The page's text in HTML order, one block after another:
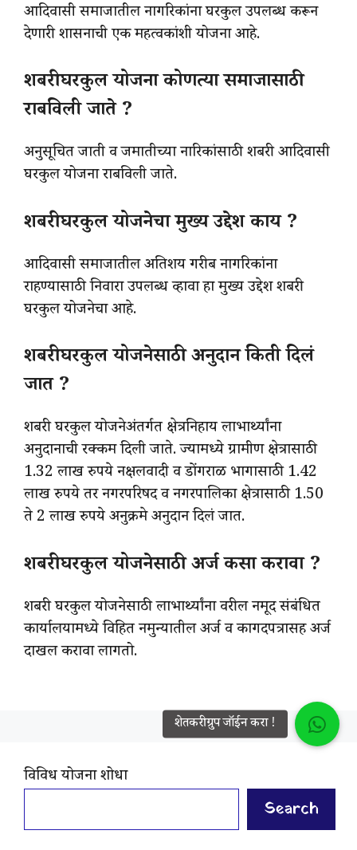
आदिवासी समाजातील नागरिकांना घरकुल उपलब्ध करून
देणारी शासनाची एक महत्वकांशी योजना आहे.
शबरी घरकुल योजना कोणत्या समाजासाठी
राबविली जाते ?
अनुसूचित जाती व जमातीच्या नारिकांसाठी शबरी आदिवासी
घरकुल योजना राबविली जाते.
शबरी घरकुल योजनेचा मुख्य उद्देश काय ?
आदिवासी समाजातील अतिशय गरीब नागरिकांना
राहण्यासाठी निवारा उपलब्ध व्हावा हा मुख्य उद्देश शबरी
घरकुल योजनेचा आहे.
शबरी घरकुल योजनेसाठी अनुदान किती दिलं
जात ?
शबरी घरकुल योजनेअंतर्गत क्षेत्रनिहाय लाभार्थ्यांना
अनुदानाची रक्कम दिली जाते. ज्यामध्ये ग्रामीण क्षेत्रासाठी
1.32 लाख रुपये नक्षलवादी व डोंगराळ भागासाठी 1.42
लाख रुपये तर नगरपरिषद व नगरपालिका क्षेत्रासाठी 1.50
ते 2 लाख रुपये अनुक्रमे अनुदान दिलं जात.
शबरी घरकुल योजनेसाठी अर्ज कसा करावा ?
शबरी घरकुल योजनेसाठी लाभार्थ्यांना वरील नमूद संबंधित
कार्यालयामध्ये विहित नमुन्यातील अर्ज व कागदपत्रासह अर्ज
दाखल करावा लागतो.
विविध योजना शोधा
Search